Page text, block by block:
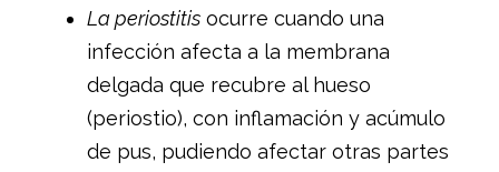
La periostitis ocurre cuando una
infección afecta a la membrana
delgada que recubre al hueso
(periostio), con inflamación y acúmulo
de pus, pudiendo afectar otras partes